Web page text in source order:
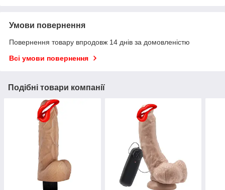
Умови повернення
Повернення товару впродовж 14 днів за домовленістю
Всі умови повернення
Подібні товари компанії